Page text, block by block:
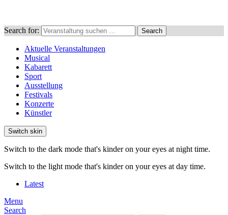
Search for: Search
Aktuelle Veranstaltungen
Musical
Kabarett
Sport
Ausstellung
Festivals
Konzerte
Künstler
Switch skin
Switch to the dark mode that's kinder on your eyes at night time.
Switch to the light mode that's kinder on your eyes at day time.
Latest
Menu
Search